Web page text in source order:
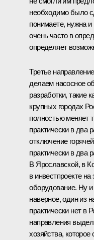
необходимо было
понимаете, нужна и
очень часто в
определяет
Третье
делаем насосное
разработки, такие
крупных городах
полностью меняет
практически в два
отключение
практически в два
В Ярославской, в
в инвестпроекте
оборудование. Ну
наверное, один из
практически нет в
направления
хозяйства,